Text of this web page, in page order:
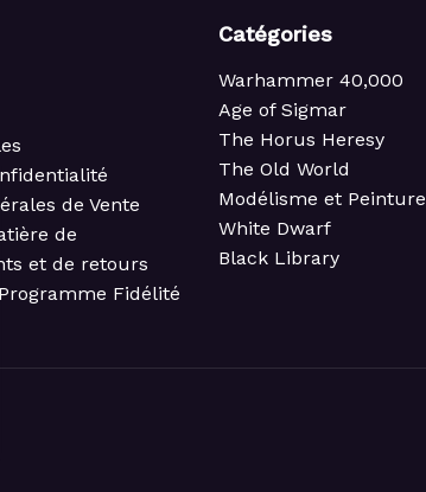
de Vente
de
et de retours
Fidélité
Catégories
Warhammer 40,000
Age of Sigmar
The Horus Heresy
The Old World
Modélisme et Peinture
White Dwarf
Black Library